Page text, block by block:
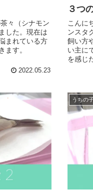
々（シナモン
した。現在は
まれている方
ます。
2022.05.23
３つ
こんに
ンスタ
飼い方
い主に
を感じ
うちの